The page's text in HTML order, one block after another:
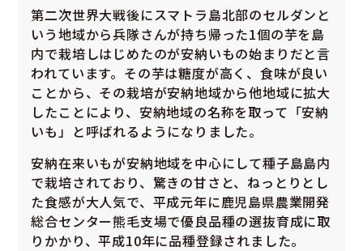
第二次世界大戦後にスマトラ島北部のセルダンと
いう地域から兵隊さんが持ち帰った1個の芋を島
内で栽培しはじめたのが安納いもの始まりだと言
われています。その芋は糖度が高く、食味が良い
ことから、その栽培が安納地域から他地域に拡大
したことにより、安納地域の名称を取って「安納
いも」と呼ばれるようになりました。
安納在来いもが安納地域を中心にして種子島島内
で栽培されており、驚きの甘さと、ねっとりとし
た食感が大人気で、平成元年に鹿児島県農業開発
総合センター熊毛支場で優良品種の選抜育成に取
りかかり、平成10年に品種登録されました。